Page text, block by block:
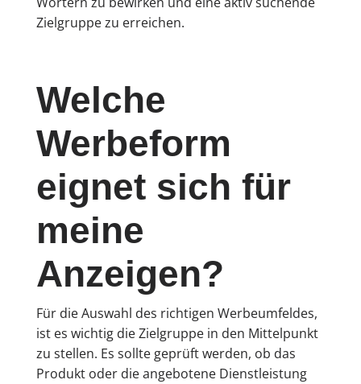
Zielgruppe zu erreichen.
Welche
Werbeform
eignet sich für
meine
Anzeigen?
Für die Auswahl des richtigen Werbeumfeldes,
ist es wichtig die Zielgruppe in den Mittelpunkt
zu stellen. Es sollte geprüft werden, ob das
Produkt oder die angebotene Dienstleistung